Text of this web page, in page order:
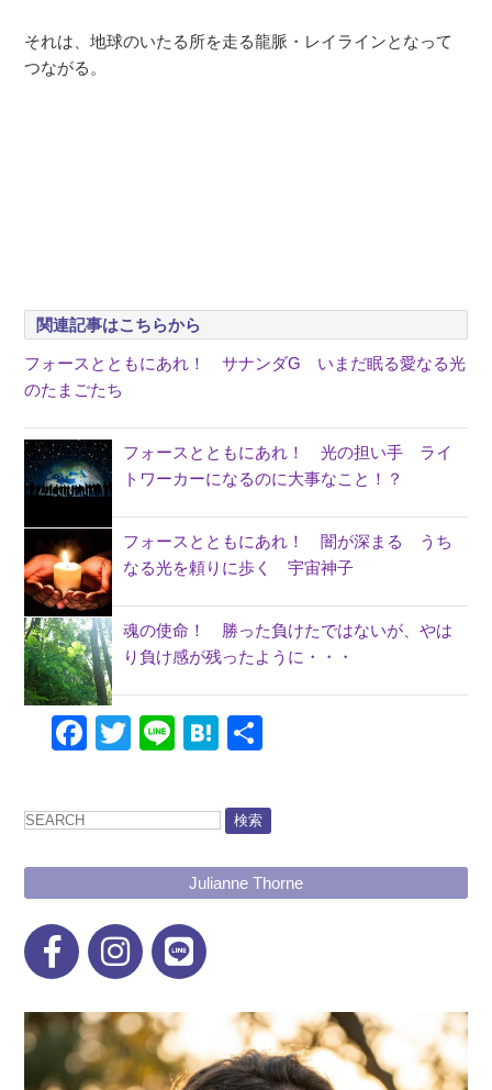
それは、地球のいたる所を走る龍脈・レイラインとなって
つながる。
関連記事はこちらから
フォースとともにあれ！ サナンダG いまだ眠る愛なる光
のたまごたち
フォースとともにあれ！ 光の担い手 ライ
トワーカーになるのに大事なこと！？
フォースとともにあれ！ 闇が深まる うち
なる光を頼りに歩く 宇宙神子
魂の使命！ 勝った負けたではないが、やは
り負け感が残ったように・・・
Facebook
Twitter
LineHatena
検索
Julianne Thorne